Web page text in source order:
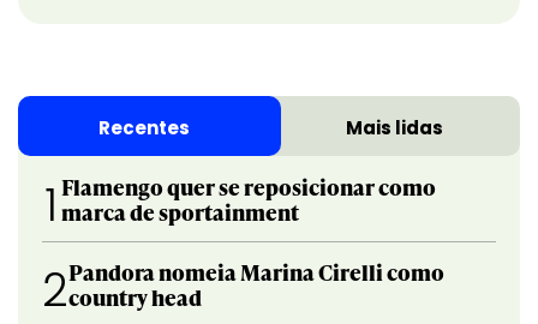
Recentes Mais lidas
1 Flamengo quer se reposicionar como
marca de sportainment
2Pandora nomeia Marina Cirelli como
country head